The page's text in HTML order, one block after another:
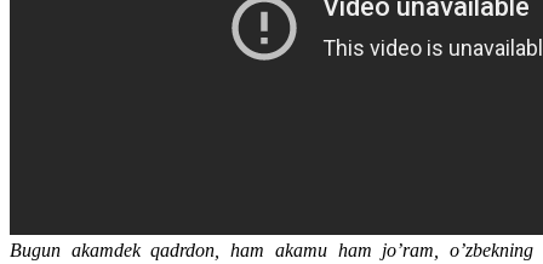
Bugun akamdek qadrdon, ham akamu ham jo’ram, o’zbekning